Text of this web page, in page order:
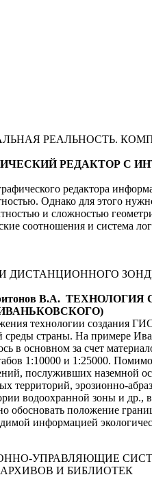
РЕАЛЬНОСТЬ.
РЕДАКТОР
редактора
Однако для этого
и сложностью
соотношения и система
ДИСТАНЦИОННОГО
В.А.
технологии создания
среды страны. На примере
в основном за счет
1:10000 и 1:25000.
послуживших наземной
территорий, эрозионно-
водоохранной зоны и
обосновать положение
информацией
УПРАВЛЯЮЩИЕ
И БИБЛИОТЕК